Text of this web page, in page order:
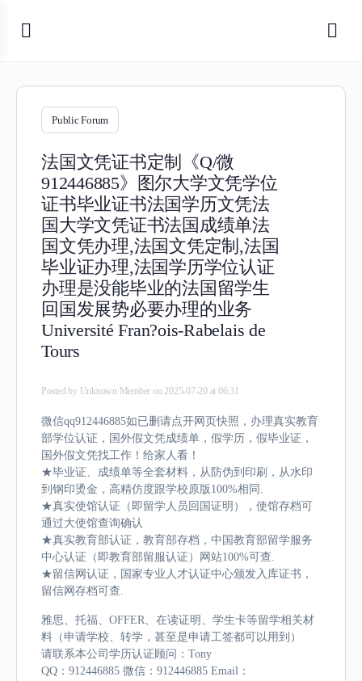
Public Forum
法国文凭证书定制《Q/微
912446885》图尔大学文凭学位
证书毕业证书法国学历文凭法
国大学文凭证书法国成绩单法
国文凭办理,法国文凭定制,法国
毕业证办理,法国学历学位认证
办理是没能毕业的法国留学生
回国发展势必要办理的业务
Université Fran?ois-Rabelais de
Tours
Posted by Unknown Member on 2025-07-20 at 06:31
微信qq912446885如已删请点开网页快照，办理真实教育
部学位认证，国外假文凭成绩单，假学历，假毕业证，
国外假文凭找工作！给家人看！
★毕业证、成绩单等全套材料，从防伪到印刷，从水印
到钢印烫金，高精仿度跟学校原版100%相同.
★真实使馆认证（即留学人员回国证明），使馆存档可
通过大使馆查询确认
★真实教育部认证，教育部存档，中国教育部留学服务
中心认证（即教育部留服认证）网站100%可查.
★留信网认证，国家专业人才认证中心颁发入库证书，
留信网存档可查.
雅思、托福、OFFER、在读证明、学生卡等留学相关材
料（申请学校、转学，甚至是申请工签都可以用到）
请联系本公司学历认证顾问：Tony
QQ：912446885 微信：912446885 Email：